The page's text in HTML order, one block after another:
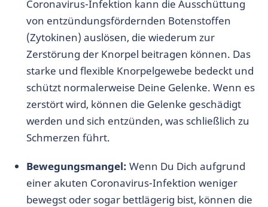
Coronavirus-Infektion kann die Ausschüttung
von entzündungsfördernden Botenstoffen
(Zytokinen) auslösen, die wiederum zur
Zerstörung der Knorpel beitragen können. Das
starke und flexible Knorpelgewebe bedeckt und
schützt normalerweise Deine Gelenke. Wenn es
zerstört wird, können die Gelenke geschädigt
werden und sich entzünden, was schließlich zu
Schmerzen führt.
Bewegungsmangel: Wenn Du Dich aufgrund
einer akuten Coronavirus-Infektion weniger
bewegst oder sogar bettlägerig bist, können die